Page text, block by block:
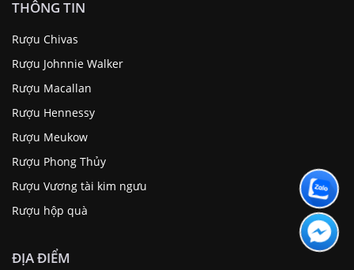
THÔNG TIN
Rượu Chivas
Rượu Johnnie Walker
Rượu Macallan
Rượu Hennessy
Rượu Meukow
Rượu Phong Thủy
Rượu Vương tài kim ngưu
Rượu hộp quà
ĐỊA ĐIỂM